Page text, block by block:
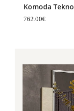
Komoda Tekno
762.00€